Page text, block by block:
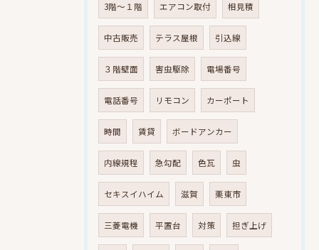
3階～１階 エアコン取付 相見積
中古販売 テラス屋根 引込線
３階壁面 害虫駆除 電場番号
電話番号 リモコン カーポート
時間 賃貸 ボードアンカー
内線規程 急勾配 色瓦 虫
セキスイハイム 滋賀 栗東市
三菱電機 平置台 対策 担ぎ上げ